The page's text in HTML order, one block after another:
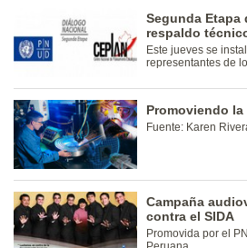
Segunda Etapa
respaldo
Este jueves se
representantes de
Promoviendo
Fuente: Karen
Campaña
contra el SIDA
Promovida por el